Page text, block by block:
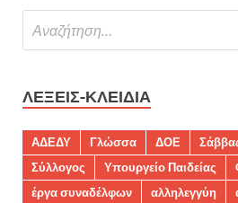
ΛΈΞΕΙΣ-ΚΛΕΙΔΙΆ
ΑΔΕΔΥ Γλώσσα ΔΟΕ
Σύλλογος
Υπουργείο Παιδείας
έργα συναδέλφων
αλληλεγγύη